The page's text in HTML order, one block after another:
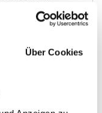
Über Cookies